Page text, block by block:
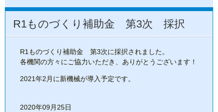
R1ものづくり補助金 第3次 採択
R1ものづくり補助金 第3次に採択されました。
各機関の方々にご協力いただき、ありがとうございます！
2021年2月に新機械が導入予定です。
2020年09月25日